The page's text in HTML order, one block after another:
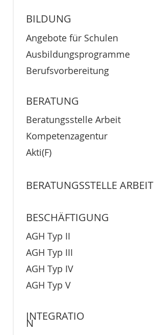
BILDUNG
Angebote für Schulen
Ausbildungsprogramme
Berufsvorbereitung
BERATUNG
Beratungsstelle Arbeit
Kompetenzagentur
Akti(F)
BERATUNGSSTELLE ARBEIT
BESCHÄFTIGUNG
AGH Typ II
AGH Typ III
AGH Typ IV
AGH Typ V
INTEGRATIO
N